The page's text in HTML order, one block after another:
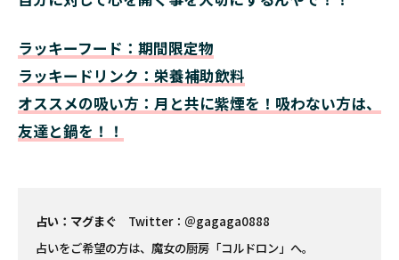
ラッキーフード：期間限定物
ラッキードリンク：栄養補助飲料
オススメの吸い方：月と共に紫煙を！吸わない方は、
友達と鍋を！！
占い：マグまぐ Twitter： ＠gagaga0888
占いをご希望の方は、 魔女の厨房「コルドロン」 へ。